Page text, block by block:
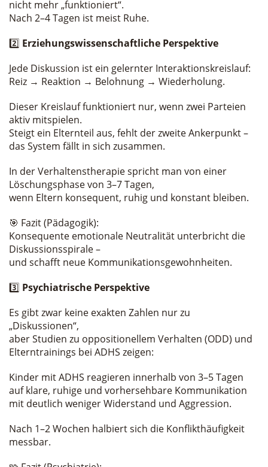
nicht mehr „funktioniert“.
Nach 2–4 Tagen ist meist Ruhe.
2️⃣ Erziehungswissenschaftliche Perspektive
Jede Diskussion ist ein gelernter Interaktionskreislauf:
Reiz → Reaktion → Belohnung → Wiederholung.
Dieser Kreislauf funktioniert nur, wenn zwei Parteien
aktiv mitspielen.
Steigt ein Elternteil aus, fehlt der zweite Ankerpunkt –
das System fällt in sich zusammen.
In der Verhaltenstherapie spricht man von einer
Löschungsphase von 3–7 Tagen,
wenn Eltern konsequent, ruhig und konstant bleiben.
🎯 Fazit (Pädagogik):
Konsequente emotionale Neutralität unterbricht die
Diskussionsspirale –
und schafft neue Kommunikationsgewohnheiten.
3️⃣ Psychiatrische Perspektive
Es gibt zwar keine exakten Zahlen nur zu
„Diskussionen“,
aber Studien zu oppositionellem Verhalten (ODD) und
Elterntrainings bei ADHS zeigen:
Kinder mit ADHS reagieren innerhalb von 3–5 Tagen
auf klare, ruhige und vorhersehbare Kommunikation
mit deutlich weniger Widerstand und Aggression.
Nach 1–2 Wochen halbiert sich die Konflikthäufigkeit
messbar.